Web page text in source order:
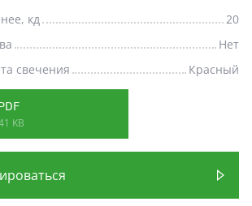
кд
20
Нет
свечения
Красный
KB